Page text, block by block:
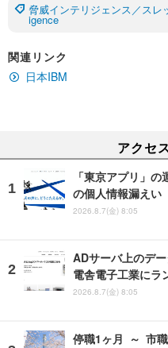
脅威インテリジェンス／スレ
igence
関連リンク
日本IBM
アクセ
「東京アプリ」
の個人情報漏えい
2026.8.7(金) 8:05
ADサーバ上のデ
電舎電子工業にラ
2026.8.7(金) 8:05
停職1ヶ月 ～ 市